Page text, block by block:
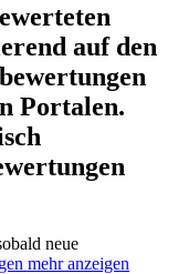
auf den
Portalen.
neue
mehr anzeigen